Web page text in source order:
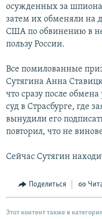
осужденных за
затем их обменяли на
США по обвинению в
пользу России.
Все помилованные
Сутягина Анна
что сразу после
суд в Страсбурге, где
вынудили его
повторил, что не
Сейчас Сутягин
Поделиться
Этот контент также в